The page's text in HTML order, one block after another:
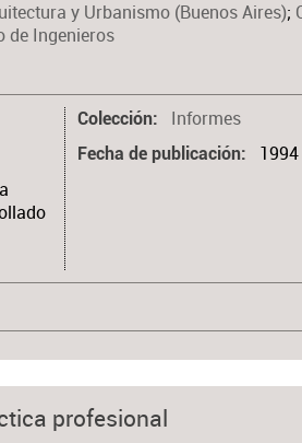
y Urbanismo (Buenos Aires);
de Ingenieros
Colección Informes
Fecha de publicación 1994
profesional